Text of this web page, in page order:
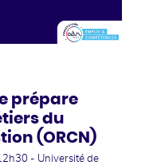
prépare
du
(ORCN)
- Université de